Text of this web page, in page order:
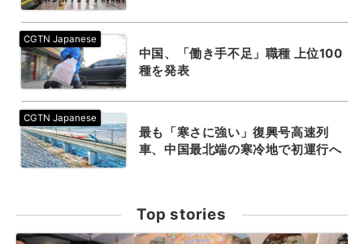
中国、「働き手不足」職種 上位100
種を発表
最も「寒さに強い」復興号高速列
車、中国最北端の寒冷地で初運行へ
Top stories